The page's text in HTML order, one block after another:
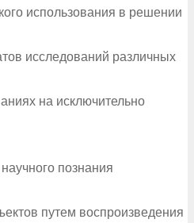
использования в решении
исследований различных
на исключительно
познания
путем воспроизведения